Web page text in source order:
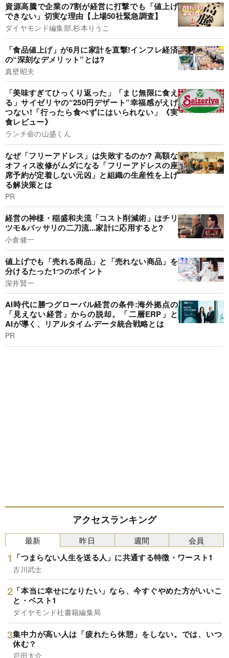
資源高騰で企業の7割が経営に打撃でも「値上げ
できない」切実な理由【上場50社緊急調査】
ダイヤモンド編集部,杉本りうこ
「食品値上げ」が6月に家計を直撃!インフレ経済
の“深刻なデメリット”とは?
真壁昭夫
「美味すぎてひっくり返った」「まじ無限に食え
る」サイゼリヤの“250円デザート”幸福感がえげ
つない!「行ったら食べずにはいられない」《実
食レビュー》
ランチ命の山盛くん
なぜ「フリーアドレス」は失敗するのか? 高額な
オフィス改修がムダになる「フリーアドレスの座
席予約が定着しない元凶」と組織の生産性を上げ
る解決策とは
PR
経営の神様・稲盛和夫流「コスト削減術」はチリ
ツモ&バッサリの二刀流...家計に応用すると?
小倉健一
値上げでも「売れる商品」と「売れない商品」を
分けるたった1つのポイント
深井賢一
AI時代に勝つグローバル経営の条件:海外拠点の
「見えない経営」からの脱却。「二層ERP」と
AIが導く、リアルタイム·データ統合戦略とは
PR
アクセスランキング
最新
「つまらない人生を送る人」に共通する特徴・ワースト1
古川武士
「本当に幸せになりたい」なら、今すぐやめた方がいいこ
と・ベスト1
ダイヤモンド社書籍編集局
集中力が高い人は「疲れたら休憩」をしない。では、いつ
休む？
戸田大介
昨日 週間 会員